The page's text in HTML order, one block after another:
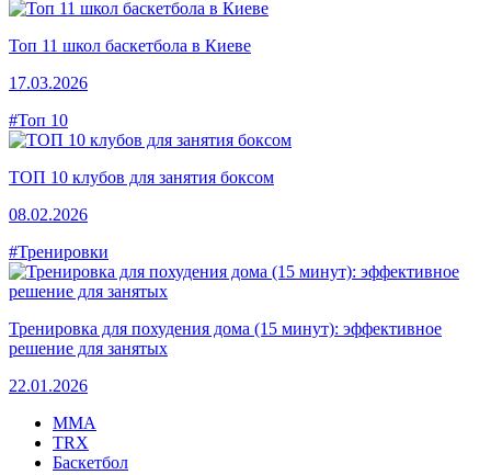
Топ 11 школ баскетбола в Киеве
17.03.2026
#Топ 10
ТОП 10 клубов для занятия боксом
08.02.2026
#Тренировки
Тренировка для похудения дома (15 минут): эффективное
решение для занятых
22.01.2026
MMA
TRX
Баскетбол